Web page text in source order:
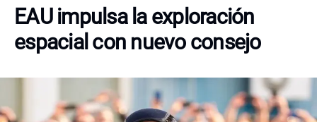
EAU impulsa la exploración
espacial con nuevo consejo